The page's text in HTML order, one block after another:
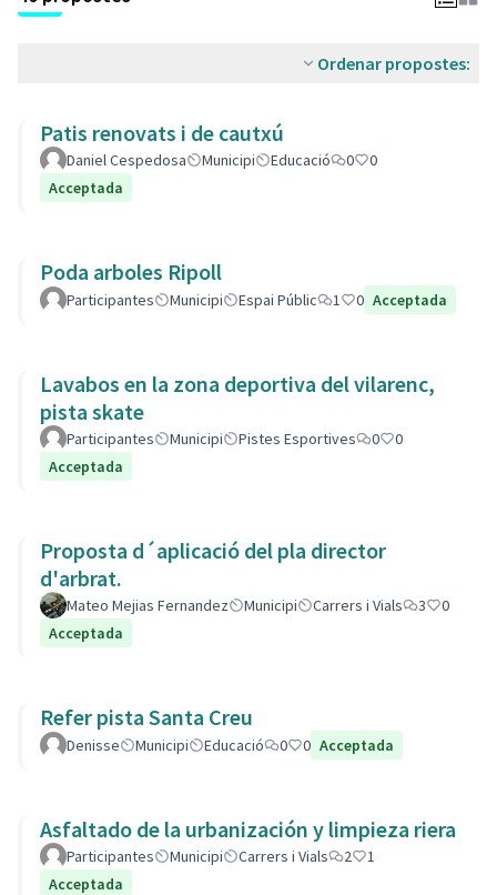
Ordenar propostes:
Patis renovats i de cautxú
Daniel Cespedosa Municipi Educació 0
0
Acceptada
Poda arboles Ripoll
Participantes Municipi Espai Públic 1 0 Acceptada
Lavabos en la zona deportiva del vilarenc,
pista skate
Participantes Municipi Pistes Esportives 0
0
Acceptada
Proposta d´aplicació del pla director
d'arbrat.
Mateo Mejias Fernandez Municipi Carrers i Vials 3
0
Acceptada
Refer pista Santa Creu
Denisse Municipi Educació 0 0 Acceptada
Asfaltado de la urbanización y limpieza riera
Participantes Municipi Carrers i Vials 2
1
Acceptada